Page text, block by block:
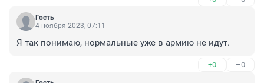
Гость
4 ноября 2023, 07:11
Я так понимаю, нормальные уже в армию не идут.
+0 –0